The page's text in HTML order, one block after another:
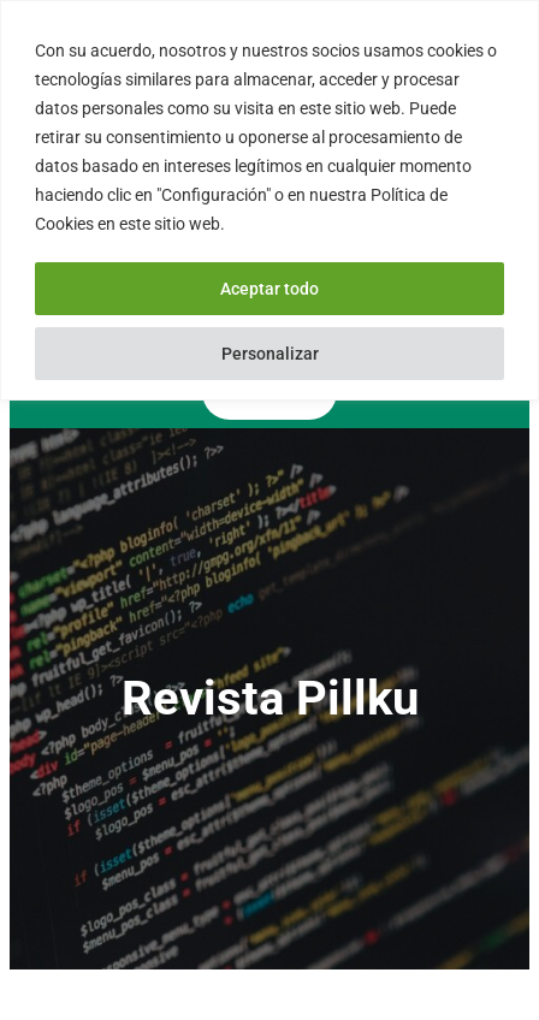
Con su acuerdo, nosotros y nuestros socios usamos cookies o
tecnologías similares para almacenar, acceder y procesar
datos personales como su visita en este sitio web. Puede
retirar su consentimiento u oponerse al procesamiento de
datos basado en intereses legítimos en cualquier momento
haciendo clic en "Configuración" o en nuestra Política de
Cookies en este sitio web.
Personalizar
Aceptar todo
contenido
FORTINUX.COM
08004 – Barcelona
Cataluña – España
info@fortinux.com
0034 – 644 79 25 79
Lun – Vie 9:00 AM a 6:00PM
Revista Pillku